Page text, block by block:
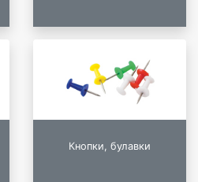
Кнопки, булавки